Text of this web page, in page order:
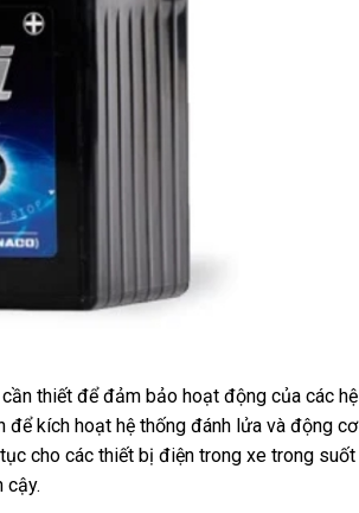
thiết để đảm bảo hoạt động của các hệ
kích hoạt hệ thống đánh lửa và động
cho các thiết bị điện trong xe trong suốt
cậy.